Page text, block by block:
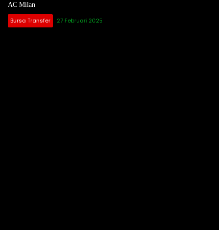
AC Milan
Bursa Transfer 27 Februari 2025